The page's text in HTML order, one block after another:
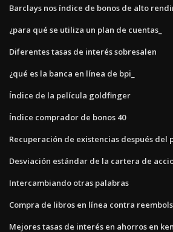
Barclays nos índice de bonos de alto
¿para qué se utiliza un plan de cuentas_
Diferentes tasas de interés sobresalen
¿qué es la banca en línea de bpi_
Índice de la película goldfinger
Índice comprador de bonos 40
Recuperación de existencias después del
Desviación estándar de la cartera de
Intercambiando otras palabras
Compra de libros en línea contra
Mejores tasas de interés en ahorros en